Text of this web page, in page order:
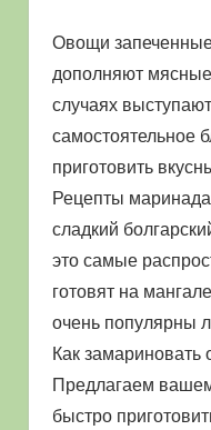
Овощи
дополняют
случаях
самостоятельное
приготовить
Рецепты
сладкий
это самые
готовят на
очень популярны
Как
Предлагаем
быстро